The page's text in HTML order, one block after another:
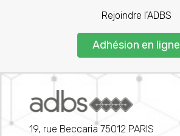
Rejoindre l’ADBS
Adhésion en ligne
19, rue Beccaria 75012 PARIS